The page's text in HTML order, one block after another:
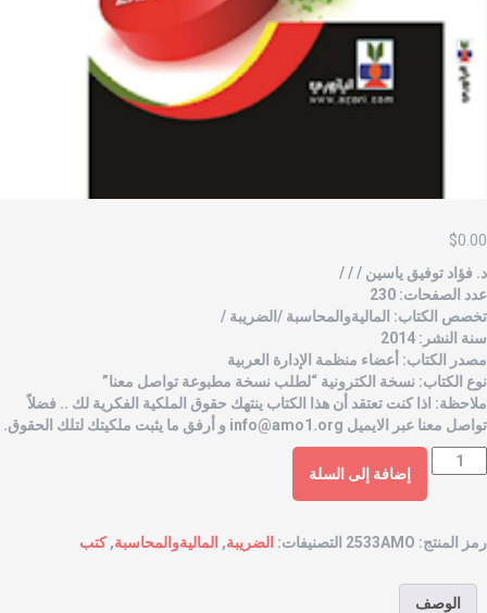
$
فؤاد توفيق ياسين / / /
الصفحات: 230
الكتاب: الماليةوالمحاسبة /الضريبة /
النشر: 2014
الكتاب: أعضاء منظمة الإدارة العربية
الكتاب: نسخة الكترونية “لطلب نسخة مطبوعة تواصل معنا”
اذا كنت تعتقد أن هذا الكتاب ينتهك حقوق الملكية الفكرية لك .. فضلاً
معنا عبر الايميل info@amo1.orgو أرفق ما يثبت ملكيتك لتلك الحقوق.
إضافة إلى السلة
المنتج: 2533AMO التصنيفات: الضريبة, الماليةوالمحاسبة,كتب
الوصف